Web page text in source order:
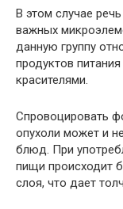
В этом случае
важных
данную группу
продуктов
красителями.
Спровоцировать
опухоли может и
блюд. При
пищи происходит
слоя, что дает